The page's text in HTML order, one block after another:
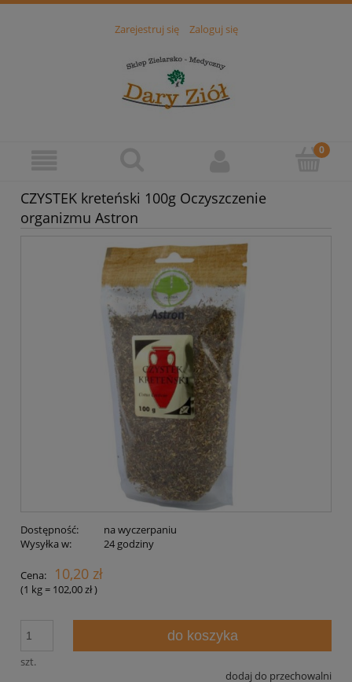
Zarejestruj się Zaloguj się
CZYSTEK kreteński 100g Oczyszczenie
organizmu Astron
Dostępność:
na wyczerpaniu
Wysyłka w:
24 godziny
Cena: 10,20 zł
(1 kg= 102,00 zł)
szt.
do koszyka
dodaj do przechowalni